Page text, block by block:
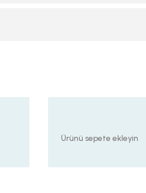
Ürünü sepete ekleyin